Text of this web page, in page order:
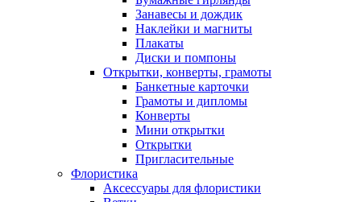
Занавесы и дождик
Наклейки и магниты
Плакаты
Диски и помпоны
Открытки, конверты, грамоты
Банкетные карточки
Грамоты и дипломы
Конверты
Мини открытки
Открытки
Пригласительные
Флористика
Аксессуары для флористики